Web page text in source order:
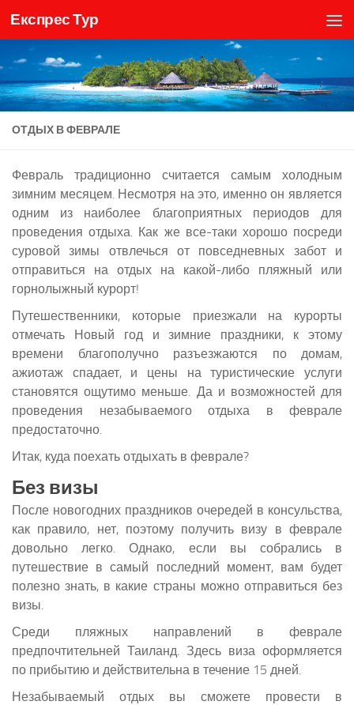
Skip to content
Експрес Тур
ОТДЫХ В ФЕВРАЛЕ
Февраль традиционно считается самым холодным
зимним месяцем. Несмотря на это, именно он является
одним из наиболее благоприятных периодов для
проведения отдыха. Как же все-таки хорошо посреди
суровой зимы отвлечься от повседневных забот и
отправиться на отдых на какой-либо пляжный или
горнолыжный курорт!
Путешественники, которые приезжали на курорты
отмечать Новый год и зимние праздники, к этому
времени благополучно разъезжаются по домам,
ажиотаж спадает, и цены на туристические услуги
становятся ощутимо меньше. Да и возможностей для
проведения незабываемого отдыха в феврале
предостаточно.
Итак, куда поехать отдыхать в феврале?
Без визы
После новогодних праздников очередей в консульства,
как правило, нет, поэтому получить визу в феврале
довольно легко. Однако, если вы собрались в
путешествие в самый последний момент, вам будет
полезно знать, в какие страны можно отправиться без
визы.
Среди пляжных направлений в феврале
предпочтительней Таиланд. Здесь виза оформляется
по прибытию и действительна в течение 15 дней.
Незабываемый отдых вы сможете провести в